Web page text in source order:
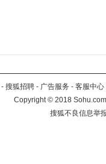
- 搜狐招聘 - 广告服务 - 客服中心
Copyright©2018
搜狐不良信息举